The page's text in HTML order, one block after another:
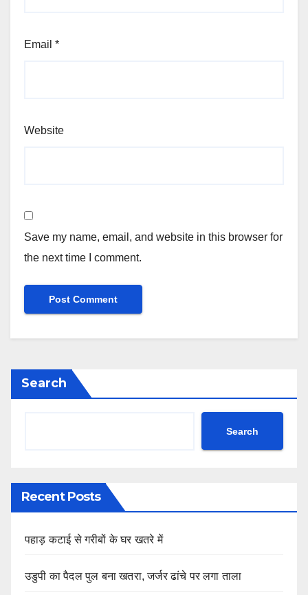
Email *
Website
Save my name, email, and website in this browser for
the next time I comment.
Search
Search
Recent Posts
पहाड़ कटाई से गरीबों के घर खतरे में
उडुपी का पैदल पुल बना खतरा, जर्जर ढांचे पर लगा ताला